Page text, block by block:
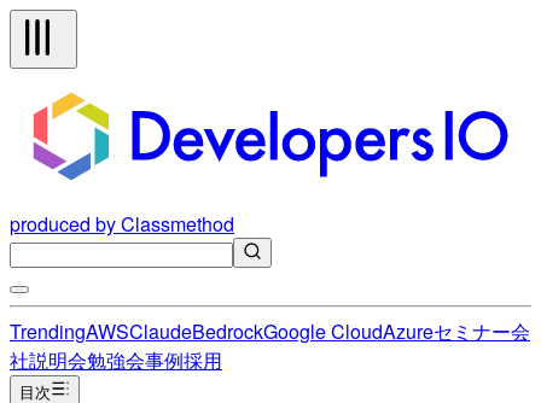
produced by Classmethod
TrendingAWSClaudeBedrockGoogle CloudAzureセミナー会
社説明会勉強会事例採用
目次